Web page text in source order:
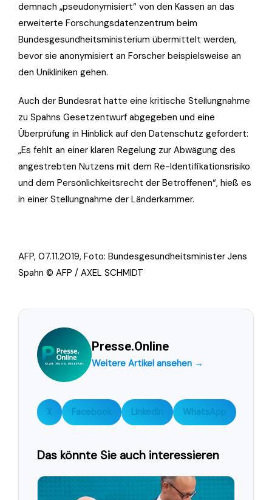
demnach „pseudonymisiert“ von den Kassen an das
erweiterte Forschungsdatenzentrum beim
Bundesgesundheitsministerium übermittelt werden,
bevor sie anonymisiert an Forscher beispielsweise an
den Unikliniken gehen.
Auch der Bundesrat hatte eine kritische Stellungnahme
zu Spahns Gesetzentwurf abgegeben und eine
Überprüfung in Hinblick auf den Datenschutz gefordert:
„Es fehlt an einer klaren Regelung zur Abwägung des
angestrebten Nutzens mit dem Re-Identifikationsrisiko
und dem Persönlichkeitsrecht der Betroffenen“, hieß es
in einer Stellungnahme der Länderkammer.
AFP, 07.11.2019, Foto: Bundesgesundheitsminister Jens
Spahn © AFP / AXEL SCHMIDT
Presse.Online
Weitere Artikel ansehen →
X Facebook LinkedIn WhatsApp
Das könnte Sie auch interessieren